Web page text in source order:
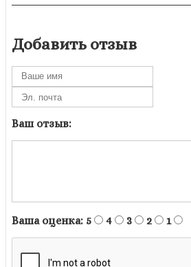
Добавить отзыв
Ваш отзыв:
Ваша оценка: 5 4 3 2 1